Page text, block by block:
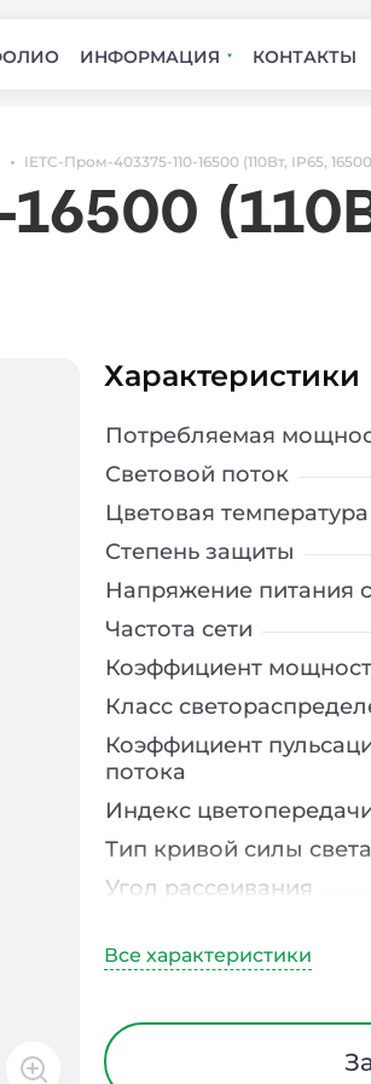
ИНФОРМАЦИЯ КОНТАКТЫ
IETC-Пром-403375-110-16500 (110Вт, IP65,
Характеристики
Потребляемая
Световой поток
Цветовая температура
Степень защиты
Напряжение питания
Частота сети
Коэффициент
Класс
Коэффициент
потока
Индекс
Тип кривой силы света
Угол рассеивания
Диапазон рабочих
Материал корпуса